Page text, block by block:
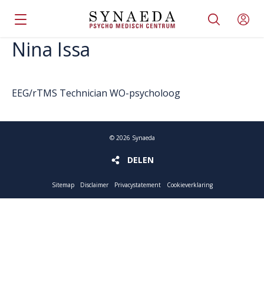
Nina Issa
EEG/rTMS Technician WO-psycholoog
© 2026 Synaeda
DELEN
DELEN
Sitemap Disclaimer Privacystatement Cookieverklaring